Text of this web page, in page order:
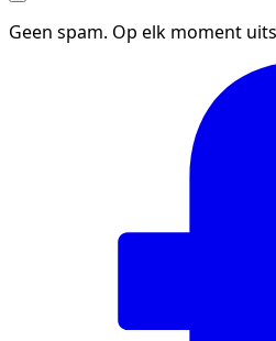
Geen spam. Op elk moment